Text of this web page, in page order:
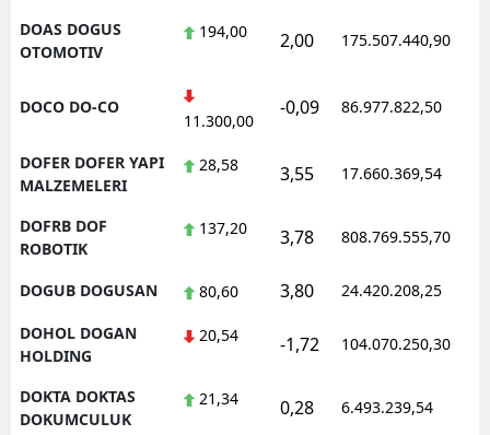
DOAS DOGUS
OTOMOTIV
194,00 2,00 175.507.440,90
DOCO DO-CO
11.300,00
-0,09 86.977.822,50
DOFER DOFER YAPI
MALZEMELERI
28,58 3,55 17.660.369,54
DOFRB DOF
ROBOTIK
137,20 3,78 808.769.555,70
DOGUB DOGUSAN 80,60 3,80 24.420.208,25
DOHOL DOGAN
HOLDING
20,54 -1,72 104.070.250,30
DOKTA DOKTAS
DOKUMCULUK
21,34 0,28 6.493.239,54